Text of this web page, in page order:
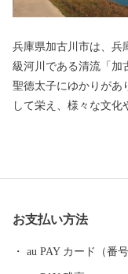
兵庫県加古川市は、兵
級河川である清流「加
聖徳太子にゆかりがあ
して栄え、様々な文化
部には播磨富士とも呼
た。
お支払い方法
au PAY カード（番